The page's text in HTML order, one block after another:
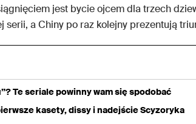
jest bycie ojcem dla trzech
serii, a Chiny po raz kolejny prezentują
Te seriale powinny wam się spodobać
kasety, dissy i nadejście Scyzoryka